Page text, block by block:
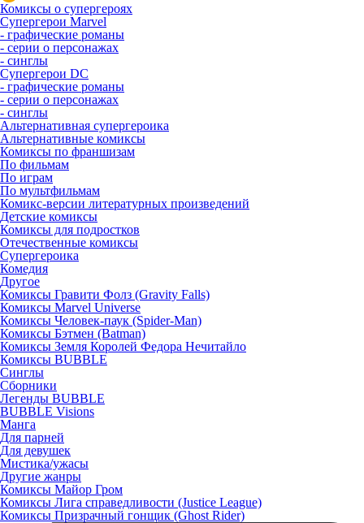
Комиксы о супергероях
Супергерои Marvel
- графические романы
- серии о персонажах
- синглы
Супергерои DC
- графические романы
- серии о персонажах
- синглы
Альтернативная супергероика
Альтернативные комиксы
Комиксы по франшизам
По фильмам
По играм
По мультфильмам
Комикс-версии литературных произведений
Детские комиксы
Комиксы для подростков
Отечественные комиксы
Супергероика
Комедия
Другое
Комиксы Гравити Фолз (Gravity Falls)
Комиксы Marvel Universe
Комиксы Человек-паук (Spider-Man)
Комиксы Бэтмен (Batman)
Комиксы Земля Королей Федора Нечитайло
Комиксы BUBBLE
Синглы
Сборники
Легенды BUBBLE
BUBBLE Visions
Манга
Для парней
Для девушек
Мистика/ужасы
Другие жанры
Комиксы Майор Гром
Комиксы Лига справедливости (Justice League)
Комиксы Призрачный гонщик (Ghost Rider)